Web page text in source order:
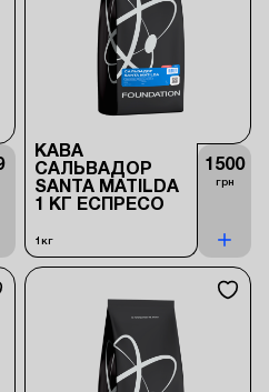
КАВА
САЛЬВАДОР
SANTA MATILDA
1 КГ ЕСПРЕСО
1кг
1500
грн